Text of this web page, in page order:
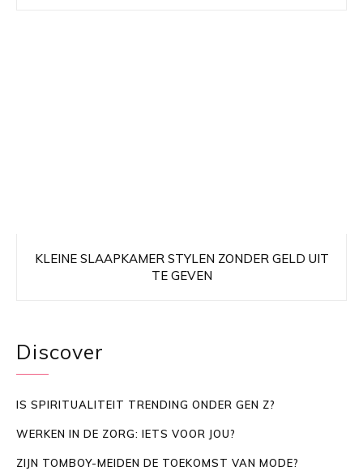
KLEINE SLAAPKAMER STYLEN ZONDER GELD UIT
TE GEVEN
Discover
IS SPIRITUALITEIT TRENDING ONDER GEN Z?
WERKEN IN DE ZORG: IETS VOOR JOU?
ZIJN TOMBOY-MEIDEN DE TOEKOMST VAN MODE?